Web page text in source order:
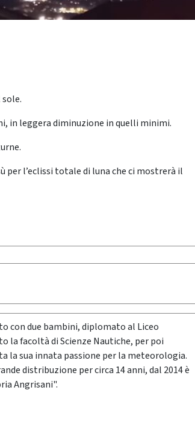
in leggera diminuzione in quelli minimi.
l’eclissi totale di luna che ci mostrerà il
con due bambini, diplomato al Liceo
la facoltà di Scienze Nautiche, per poi
la sua innata passione per la meteorologia.
distribuzione per circa 14 anni, dal 2014 è
Angrisani".